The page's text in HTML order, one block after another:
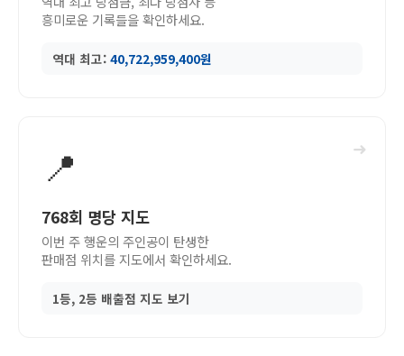
흥미로운 기록들을 확인하세요.
역대 최고: 40,722,959,400원
➜
📍
768회 명당 지도
이번 주 행운의 주인공이 탄생한
판매점 위치를 지도에서 확인하세요.
1등, 2등 배출점 지도 보기